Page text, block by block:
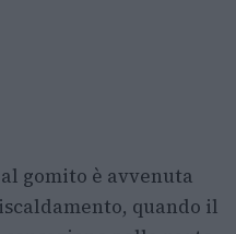
gomito è avvenuta
quando il